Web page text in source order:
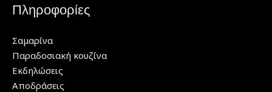
Πληροφορίες
Σαμαρίνα
Παραδοσιακή κουζίνα
Εκδηλώσεις
Αποδράσεις